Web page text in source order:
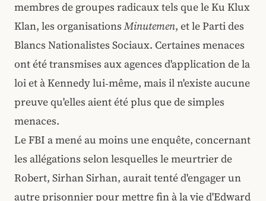
membres de groupes radicaux tels que le Ku Klux
Klan, les organisationsMinutemen, et le Parti des
Blancs Nationalistes Sociaux. Certaines menaces
ont été transmises aux agences d'application de la
loi et à Kennedy lui‑même, mais il n'existe aucune
preuve qu'elles aient été plus que de simples
menaces.
Le FBI a mené au moins une enquête, concernant
les allégations selon lesquelles le meurtrier de
Robert, Sirhan Sirhan, aurait tenté d'engager un
autre prisonnier pour mettre fin à la vie d'Edward